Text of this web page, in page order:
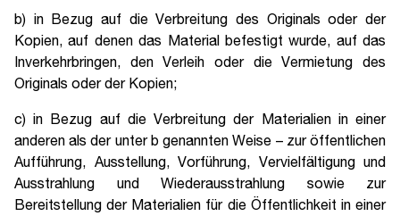
b) in Bezug auf die Verbreitung des Originals oder der
Kopien, auf denen das Material befestigt wurde, auf das
Inverkehrbringen, den Verleih oder die Vermietung des
Originals oder der Kopien;
c) in Bezug auf die Verbreitung der Materialien in einer
anderen als der unter b genannten Weise – zur öffentlichen
Aufführung, Ausstellung, Vorführung, Vervielfältigung und
Ausstrahlung und Wiederausstrahlung sowie zur
Bereitstellung der Materialien für die Öffentlichkeit in einer